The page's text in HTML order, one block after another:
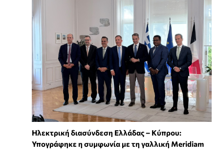
Ηλεκτρική διασύνδεση Ελλάδας – Κύπρου:
Υπογράφηκε η συμφωνία με τη γαλλική Meridiam